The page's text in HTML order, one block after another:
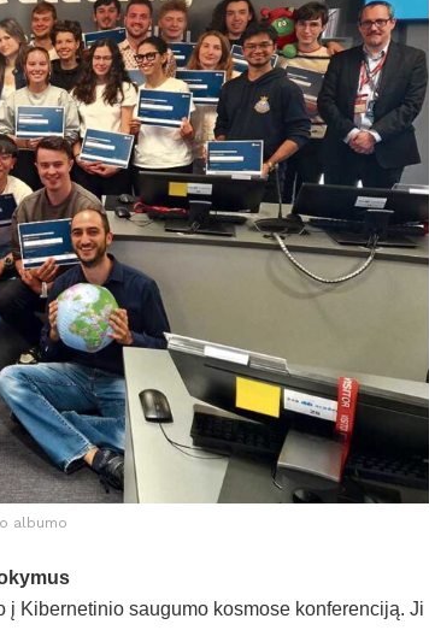
albumo
Kibernetinio saugumo kosmose konferenciją. Ji